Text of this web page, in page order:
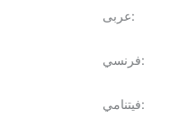
عربى:
فرنسي:
فيتنامي: